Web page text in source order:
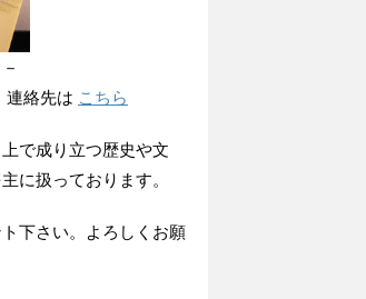
絡先は こちら
で成り立つ歴史や文
に扱っております。
下さい。よろしくお願